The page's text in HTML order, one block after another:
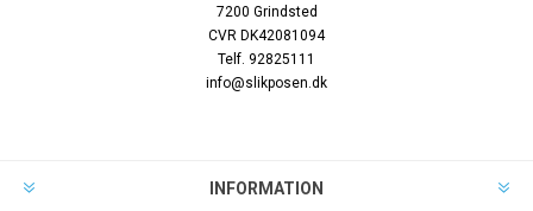
7200 Grindsted
CVR DK42081094
Telf. 92825111
info@slikposen.dk
INFORMATION